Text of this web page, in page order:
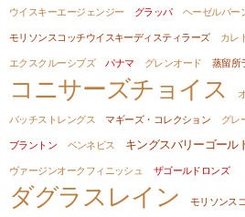
ウイスキーエージェンジー
グラッパ
ヘーゼルバー
モリソンスコッチウイスキーディスティラーズ
カレ
エクスクルーシブズ
パナマ グレンオード 蒸留所
コニサーズチョイス
バッチストレングス
マギーズ・コレクション グレ
ブラントン
ベンネビス キングスバリーゴール
ヴァージンオークフィニッシュ
ザゴールドロンズ
ダグラスレイン
モリソンス